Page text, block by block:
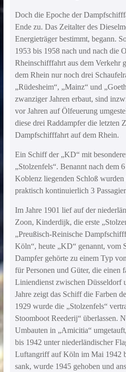
Doch die Epoche der
Ende zu. Das Zeitalter des
Energieträger bestimmt, begann.
1953 bis 1958 nach und nach die
Rheinschifffahrt aus dem Verkehr
dem Rhein nur noch drei
„Rüdesheim“, „Mainz“ und
zwanziger Jahren erbaut, sind
vor Jahren auf Ölfeuerung
diese drei Raddampfer die letzten
Dampfschifffahrt auf dem Rhein.
Ein Schiff der „KD“ mit
„Stolzenfels“. Benannt nach dem
Koblenz liegenden Schloß wurden
praktisch kontinuierlich 3
Im Jahre 1901 lief auf der
Zoon, Kinderdijk, die erste
„Preußisch-Reinische
Köln“, heute „KD“ genannt, vom
Dampfer gehörte zu einem Typ
für Personen und Güter, die einen
Liniendienst zwischen Düsseldorf
Jahre zeigt das Schiff die Farben
1929 wurde die „Stolzenfels“
Stoomboot Reederij“ überlassen.
Umbauten in „Amicitia“
bis 1942 unter niederländischer
Luftangriff auf Köln im Mai 1942
sank, wurde 1945 gehoben und